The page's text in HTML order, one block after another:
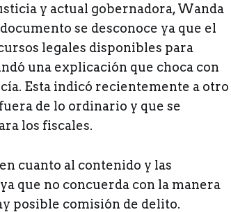
y actual gobernadora, Wanda
se desconoce ya que el
legales disponibles para
una explicación que choca con
Esta indicó recientemente a otro
de lo ordinario y que se
los fiscales.
cuanto al contenido y las
que no concuerda con la manera
posible comisión de delito.